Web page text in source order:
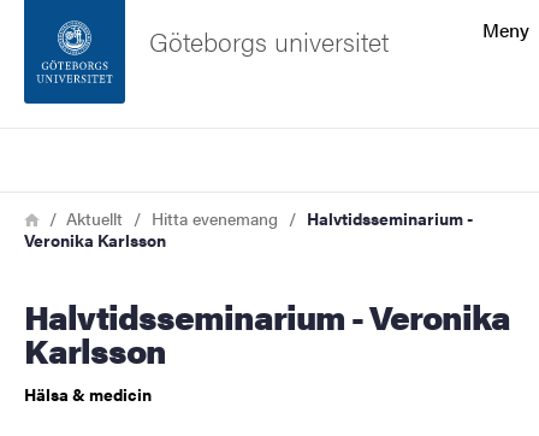
Sidfoten
Om webbplatsen
Meny
Göteborgs universitet
Länkstig
HemAktuellt Hitta evenemang
Halvtidsseminarium -
Veronika Karlsson
Halvtidsseminarium - Veronika
Karlsson
Hälsa & medicin